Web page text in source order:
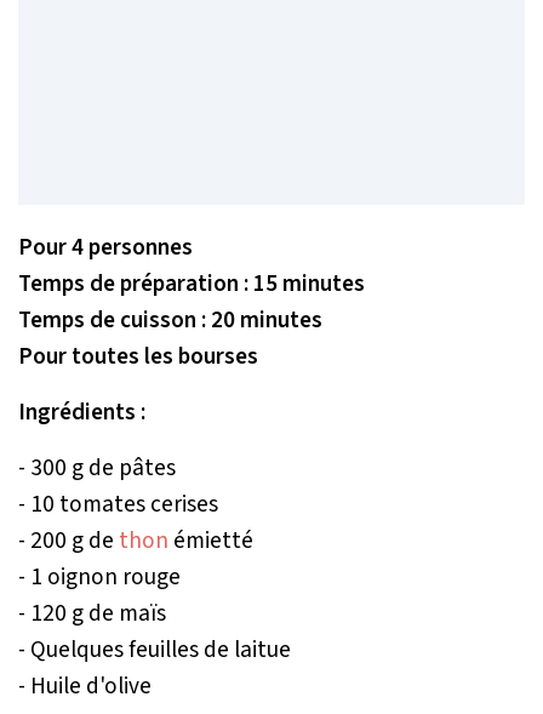
Pour 4 personnes
Temps de préparation : 15 minutes
Temps de cuisson : 20 minutes
Pour toutes les bourses
Ingrédients :
- 300 g de pâtes
- 10 tomates cerises
- 200 g de thon émietté
- 1 oignon rouge
- 120 g de maïs
- Quelques feuilles de laitue
- Huile d'olive